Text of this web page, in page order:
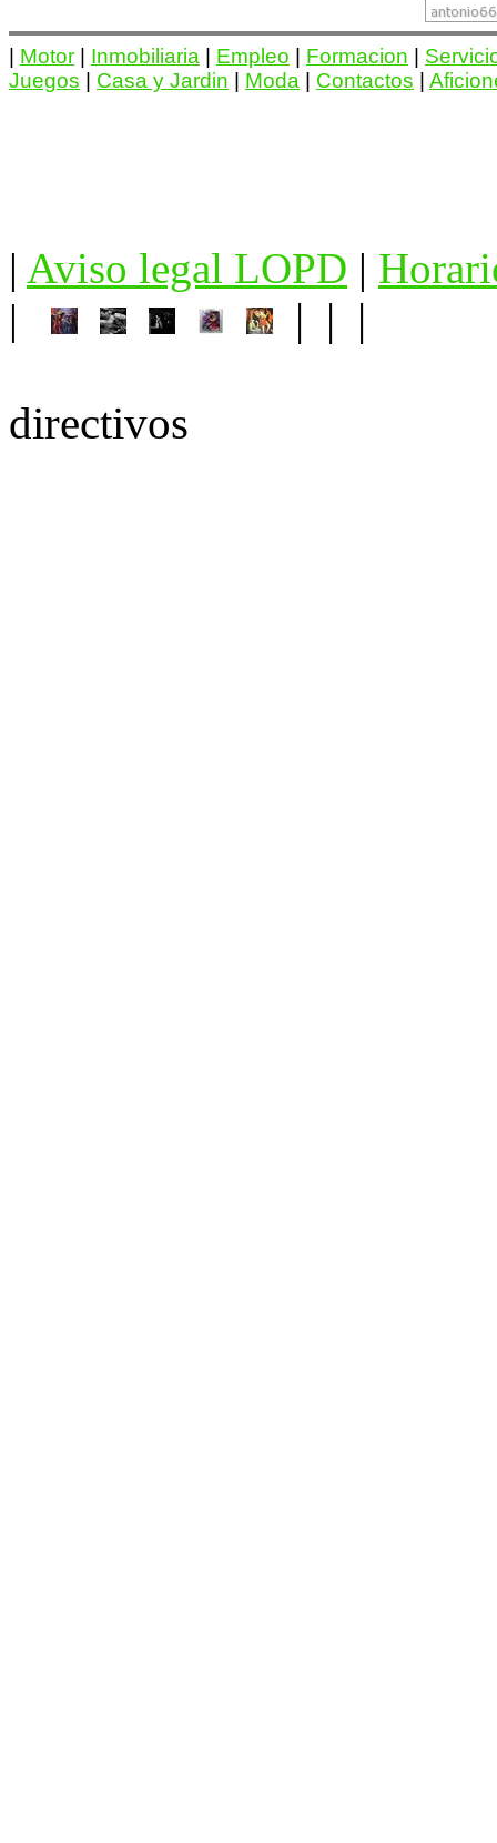
Motor Inmobiliaria Empleo Formacion
Juegos
Casa y Jardin Moda Contactos
| Aviso legal LOPD |
|
| | |
directivos